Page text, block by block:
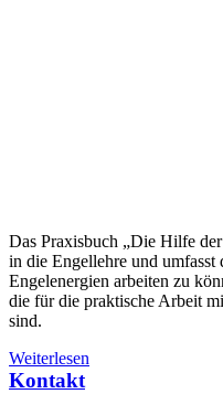
Das Praxisbuch „Die Hilfe
in die Engellehre und umfasst
Engelenergien arbeiten zu
die für die praktische Arbeit
sind.
Weiterlesen
Kontakt